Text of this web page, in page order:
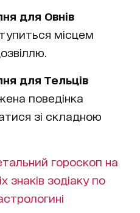
для Овнів
місцем
для Тельців
поведінка
зі складною
гороскоп на
знаків зодіаку по